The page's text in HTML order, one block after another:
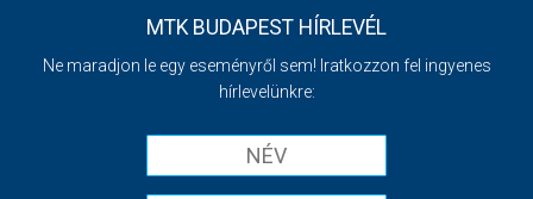
MTK BUDAPEST HÍRLEVÉL
Ne maradjon le egy eseményről sem! Iratkozzon fel ingyenes
hírlevelünkre: